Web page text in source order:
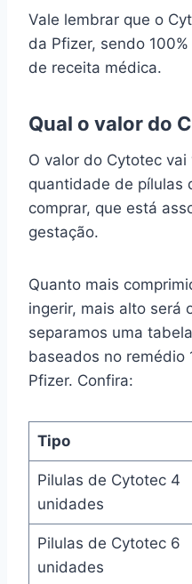
Vale lembrar que o
da Pfizer, sendo
de receita médica.
Qual o valor do
O valor do Cytotec
quantidade de pílulas
comprar, que está
gestação.
Quanto mais
ingerir, mais alto será
separamos uma
baseados no remédio
Pfizer. Confira:
Tipo
Pilulas de Cytotec 4
unidades
Pilulas de Cytotec 6
unidades